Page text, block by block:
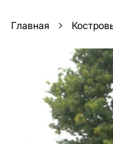
Главная